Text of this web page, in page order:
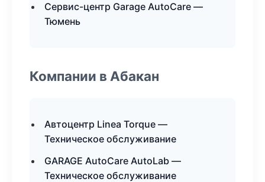
Сервис-центр Garage AutoCare —
Тюмень
Компании в Абакан
Автоцентр Linea Torque —
Техническое обслуживание
GARAGE AutoCare AutoLab —
Техническое обслуживание